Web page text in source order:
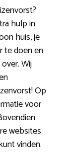
hulp in
huis, je
te doen en
Wij
Op
voor
websites
vinden.